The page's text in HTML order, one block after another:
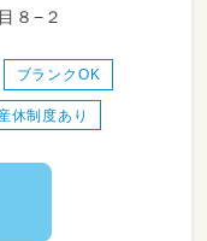
８−２
ブランクOK
休制度あり